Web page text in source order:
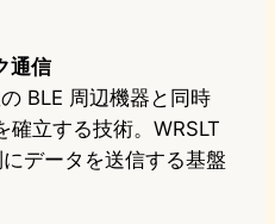
通信
BLE 周辺機器と同時
確立する技術。WRSLT
データを送信する基盤